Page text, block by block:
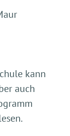
kann
auch